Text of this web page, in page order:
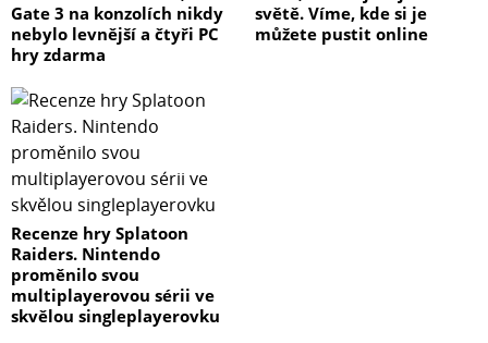
Gate 3 na konzolích nikdy
nebylo levnější a čtyři PC
hry zdarma
světě. Víme, kde si je
můžete pustit online
Recenze hry Splatoon
Raiders. Nintendo
proměnilo svou
multiplayerovou sérii ve
skvělou singleplayerovku